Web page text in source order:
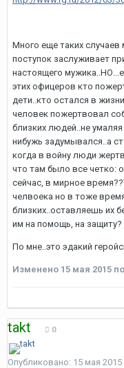
Много еще таких
поступок заслуживает
настоящего
этих офицеров кто
дети..кто остался в
человек пожертвовал
близких людей..не
нибужь задумывался..а
когда в войну люди
что там было все четко:
сейчас, в мирное
челвоека но в тоже
близких..оставляешь их
им на помощь, на защиту?
По мне..это эдакий
Изменено 15 мая 2015
takt 0
Опубликовано: 15 мая 2015